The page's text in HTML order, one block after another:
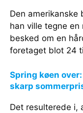
Den amerikanske
han ville tegne
besked om en
foretaget blot 24
Spring køen
skarp
Det resulterede i,